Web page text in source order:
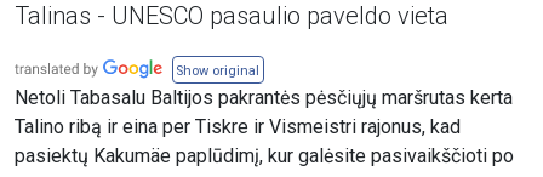
Talinas - UNESCO pasaulio paveldo vieta
Show original
Netoli Tabasalu Baltijos pakrantės pėsčiųjų maršrutas kerta
Talino ribą ir eina per Tiskre ir Vismeistri rajonus, kad
pasiektų Kakumäe paplūdimį, kur galėsite pasivaikščioti po